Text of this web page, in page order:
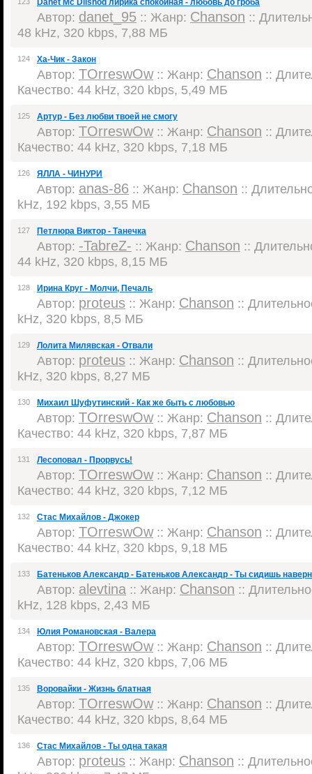
Danet Mc Dilshod лирика спокойная - любовь до гроба
Автор: danet_95 :: Жанр: Chanson ::
48 kHz, 320 kbps, 7,88 МБ
124 Ха-Чик - Закон
Автор: TOrreswOw:: Жанр: Chanson ::
Качество: 44 kHz, 320 kbps, 5,49 МБ
125 Артур - Без любви твоей не смогу
Автор: TOrreswOw:: Жанр: Chanson ::
Качество: 44 kHz, 320 kbps, 7,18 МБ
126 ЯЛЛА - ЧИНУРИ
Автор: anas-86 :: Жанр: Chanson ::
kHz, 192 kbps, 3,55 МБ
127 Петлюра Виктор - Танечка
Автор: -TabreZ- :: Жанр: Chanson ::
44 kHz, 320 kbps, 8,15 МБ
128 Ирина Круг - Молчи, Печаль
Автор: proteus :: Жанр: Chanson ::
kHz, 320 kbps, 8,5 МБ
129 Лолита Милявская - Отвали
Автор: proteus :: Жанр: Chanson ::
kHz, 320 kbps, 8,27 МБ
130 Михаил Шуфутинский - Как же быть с любовью
Автор: TOrreswOw:: Жанр: Chanson ::
Качество: 44 kHz, 320 kbps, 7,87 МБ
131 Лесоповал - Прорвусь!
Автор: TOrreswOw:: Жанр: Chanson ::
Качество: 44 kHz, 320 kbps, 7,12 МБ
132 Стас Михайлов - Джокер
Автор: TOrreswOw:: Жанр: Chanson ::
Качество: 44 kHz, 320 kbps, 9,18 МБ
133 Батеньков Александр - Батеньков Александр - Ты сидишь
Автор: alevtina :: Жанр: Chanson ::
kHz, 128 kbps, 2,43 МБ
134 Юлия Романовская - Валера
Автор: TOrreswOw:: Жанр: Chanson ::
Качество: 44 kHz, 320 kbps, 7,06 МБ
135 Воровайки - Жизнь блатная
Автор: TOrreswOw:: Жанр: Chanson ::
Качество: 44 kHz, 320 kbps, 8,64 МБ
136 Стас Михайлов - Ты одна такая
Автор: proteus :: Жанр: Chanson ::